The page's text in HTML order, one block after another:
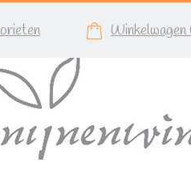
Winkelwagen